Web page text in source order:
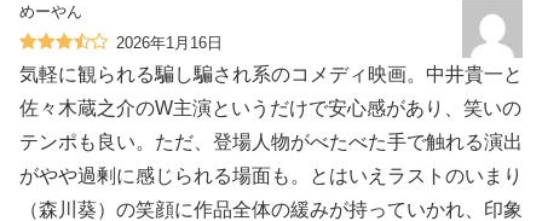
めーやん
2026年1月16日
気軽に観られる騙し騙され系のコメディ映画。中井貴一と
佐々木蔵之介のW主演というだけで安心感があり、笑いの
テンポも良い。ただ、登場人物がべたべた手で触れる演出
がやや過剰に感じられる場面も。とはいえラストのいまり
（森川葵）の笑顔に作品全体の緩みが持っていかれ、印象